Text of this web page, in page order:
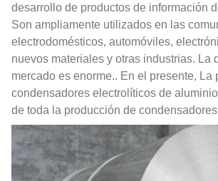
desarrollo de productos de información
Son ampliamente utilizados en las
electrodomésticos, automóviles,
nuevos materiales y otras industrias. La
mercado es enorme.. En el presente, La
condensadores electrolíticos de
de toda la producción de